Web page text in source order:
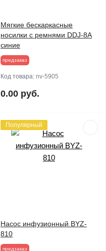
Мягкие бескаркасные
носилки с ремнями DDJ-8A
синие
предзаказ
Код товара: nv-5905
0.00 руб.
Популярный
Насос инфузионный BYZ-
810
предзаказ